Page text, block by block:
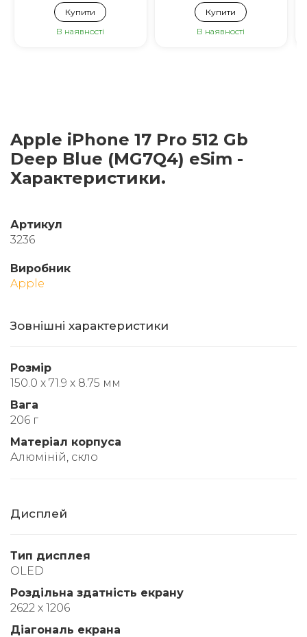
Купити
В наявності
Купити
В наявності
Apple iPhone 17 Pro 512 Gb
Deep Blue (MG7Q4) eSim -
Характеристики.
Артикул
3236
Виробник
Apple
Зовнішні характеристики
Розмір
150.0 х 71.9 х 8.75 мм
Вага
206 г
Матеріал корпуса
Алюміній, скло
Дисплей
Тип дисплея
OLED
Роздільна здатність екрану
2622 х 1206
Діагональ екрана